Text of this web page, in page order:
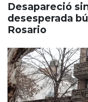
Desapareció
desesperada
Rosario